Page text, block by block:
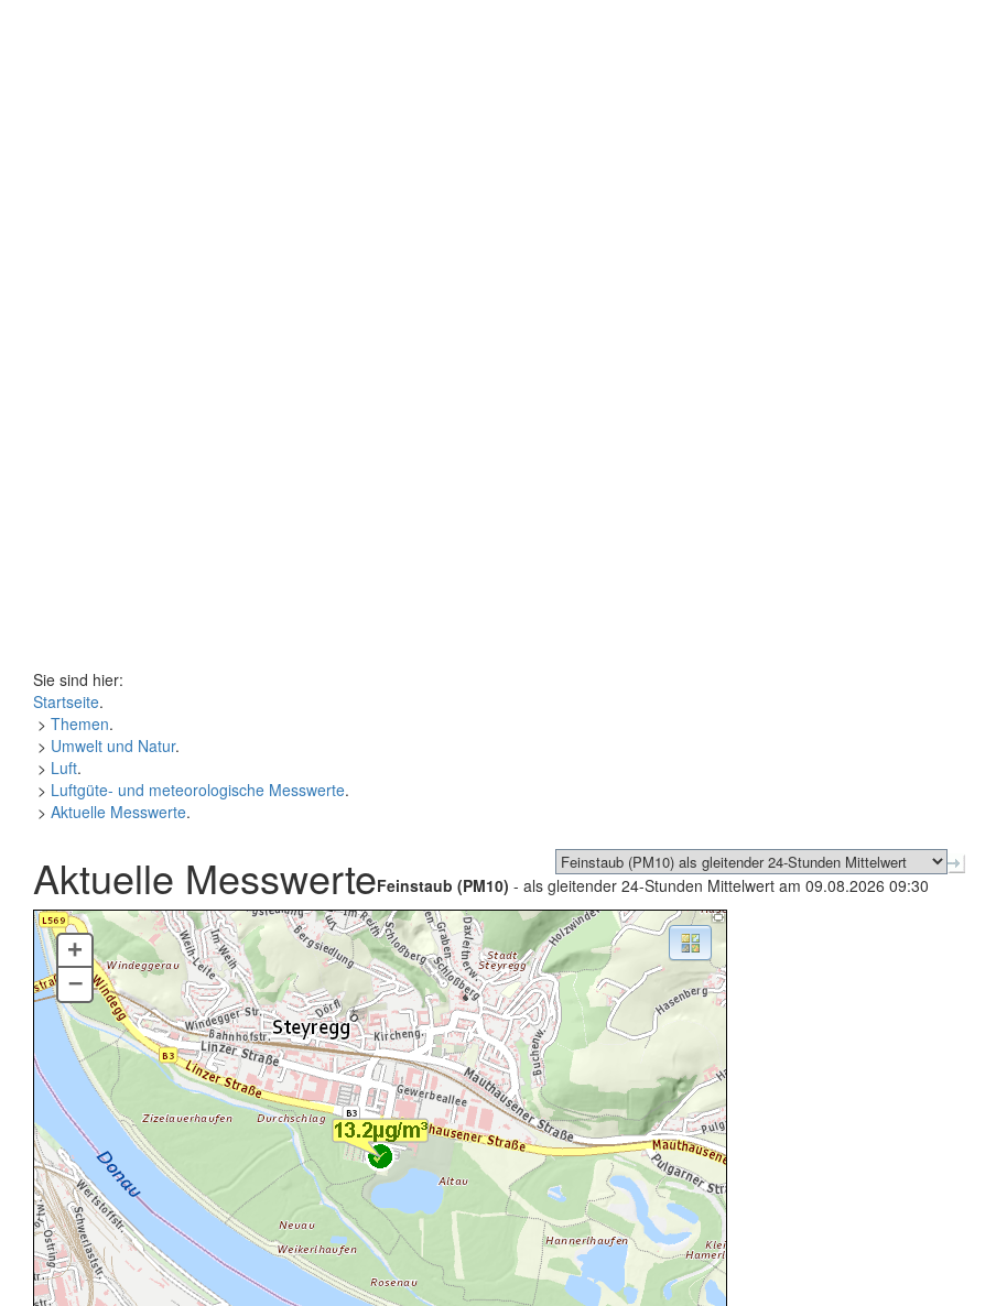
Sie sind hier:
Startseite.
> Themen.
> Umwelt und Natur.
> Luft.
> Luftgüte- und meteorologische Messwerte.
> Aktuelle Messwerte.
Aktuelle MesswerteFeinstaub (PM10) - als gleitender 24-Stunden Mittelwert am 09.08.2026 09:30
+
–